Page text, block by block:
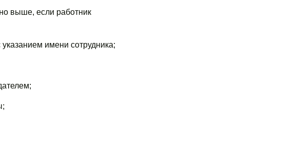
выше, если работник
имени сотрудника;